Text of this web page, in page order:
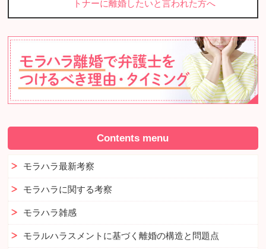
トナーに離婚したいと言われた方へ
Contents menu
モラハラ最新考察
モラハラに関する考察
モラハラ雑感
モラルハラスメントに基づく離婚の構造と問題点